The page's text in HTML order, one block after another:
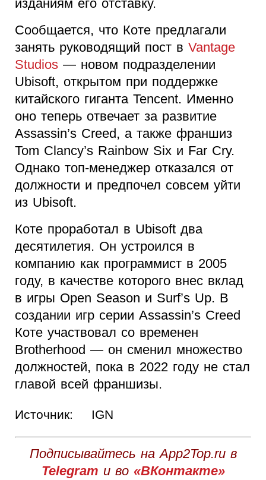
изданиям его отставку.
Сообщается, что Коте предлагали
занять руководящий пост в Vantage
Studios — новом подразделении
Ubisoft, открытом при поддержке
китайского гиганта Tencent. Именно
оно теперь отвечает за развитие
Assassin’s Creed, а также франшиз
Tom Clancy’s Rainbow Six и Far Cry.
Однако топ-менеджер отказался от
должности и предпочел совсем уйти
из Ubisoft.
Коте проработал в Ubisoft два
десятилетия. Он устроился в
компанию как программист в 2005
году, в качестве которого внес вклад
в игры Open Season и Surf’s Up. В
создании игр серии Assassin’s Creed
Коте участвовал со временен
Brotherhood — он сменил множество
должностей, пока в 2022 году не стал
главой всей франшизы.
Источник: IGN
Подписывайтесь на App2Top.ru в
Telegram и во «ВКонтакте»